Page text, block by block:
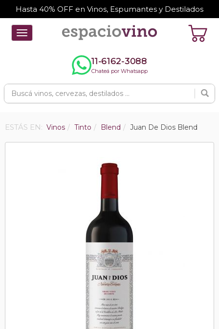
Hasta 40% OFF en Vinos, Espumantes y Destilados
Toggle
navigation
11-6162-3088
Chateá por Whatsapp
ESTÁS EN: Vinos Tinto Blend Juan De Dios Blend